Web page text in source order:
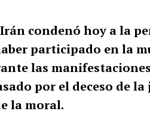
condenó hoy a la
participado en la
las
por el deceso de
la moral.